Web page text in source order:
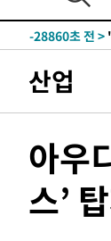
-21986초 전 >
-22006초 전 >
산업
아우
스’